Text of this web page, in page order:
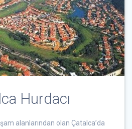
Hurdacı
alanlarından olan Çatalca’da